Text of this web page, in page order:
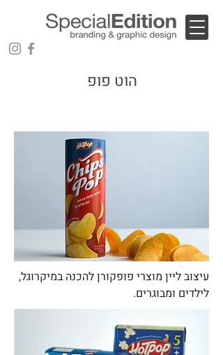
הוט פופ
עיצוב ליין מוצרי פופקורן להכנה במיקרוגל,
לילדים ומבוגרים.